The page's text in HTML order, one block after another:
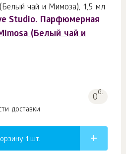
Studio. Парфюмерная
(Белый чай и
0б.
доставки
1 шт.